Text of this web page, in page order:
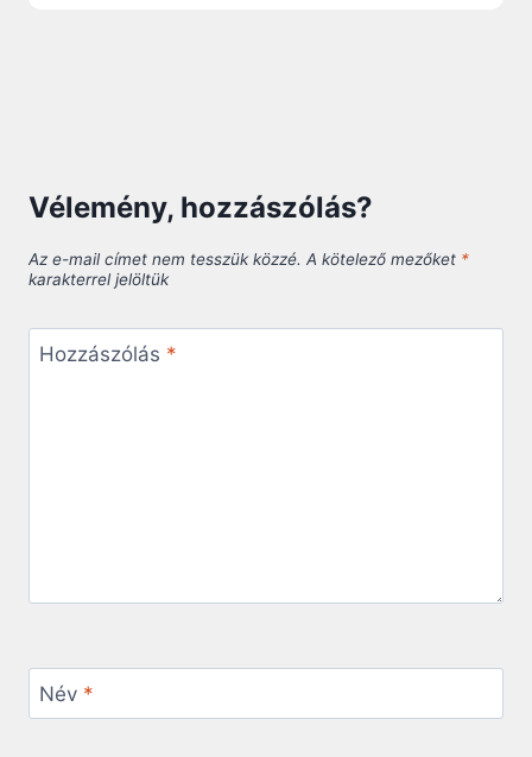
Vélemény, hozzászólás?
Az e-mail címet nem tesszük közzé. A kötelező mezőket *
karakterrel jelöltük
Hozzászólás *
Név *